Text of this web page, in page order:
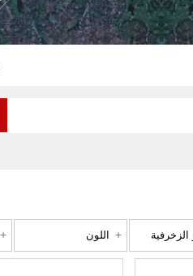
الزخرفية اللون